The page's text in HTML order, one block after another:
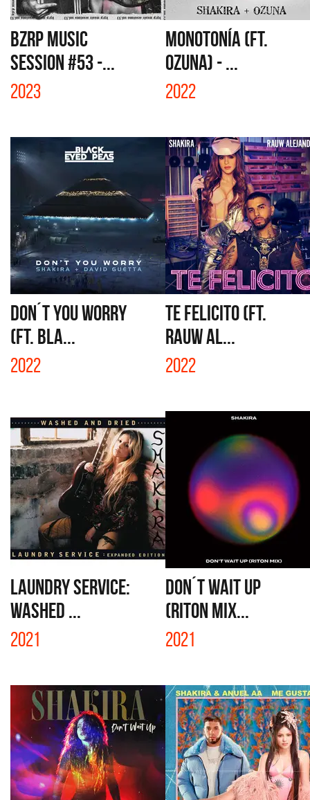
BZRP MUSIC
SESSION #53 -...
2023
MONOTONÍA (FT.
OZUNA) - ...
2022
DON´T YOU WORRY
(FT. BLA...
2022
TE FELICITO (FT.
RAUW AL...
2022
LAUNDRY SERVICE:
WASHED ...
2021
DON´T WAIT UP
(RITON MIX...
2021